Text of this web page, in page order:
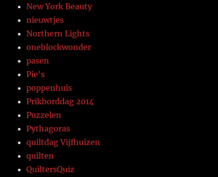
New York Beauty
nieuwtjes
Northern Lights
oneblockwonder
pasen
Pie's
poppenhuis
Prikborddag 2014
Puzzelen
Pythagoras
quiltdag Vijfhuizen
quilten
QuiltersQuiz